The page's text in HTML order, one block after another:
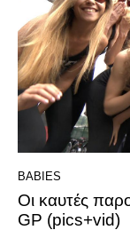
BABIES
Οι καυτές
GP (pics+vid)